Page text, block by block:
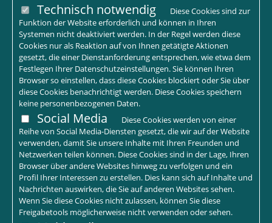
Technisch notwendig
Diese Cookies sind zur
Funktion der Website erforderlich und können in Ihren
Systemen nicht deaktiviert werden. In der Regel werden diese
Cookies nur als Reaktion auf von Ihnen getätigte Aktionen
gesetzt, die einer Dienstanforderung entsprechen, wie etwa dem
Festlegen Ihrer Datenschutzeinstellungen. Sie können Ihren
Browser so einstellen, dass diese Cookies blockiert oder Sie über
diese Cookies benachrichtigt werden. Diese Cookies speichern
keine personenbezogenen Daten.
Social Media
Diese Cookies werden von einer
Reihe von Social Media-Diensten gesetzt, die wir auf der Website
verwenden, damit Sie unsere Inhalte mit Ihren Freunden und
Netzwerken teilen können. Diese Cookies sind in der Lage, Ihren
Browser über andere Websites hinweg zu verfolgen und ein
Profil Ihrer Interessen zu erstellen. Dies kann sich auf Inhalte und
Nachrichten auswirken, die Sie auf anderen Websites sehen.
Wenn Sie diese Cookies nicht zulassen, können Sie diese
Freigabetools möglicherweise nicht verwenden oder sehen.